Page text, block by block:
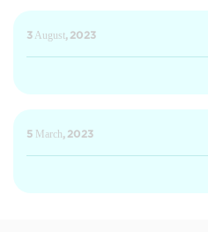
3 August, 2023
5 March, 2023